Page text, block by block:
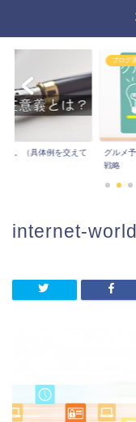
は。（具体例を交えて
ブログ
グルメ
戦略
internet-world